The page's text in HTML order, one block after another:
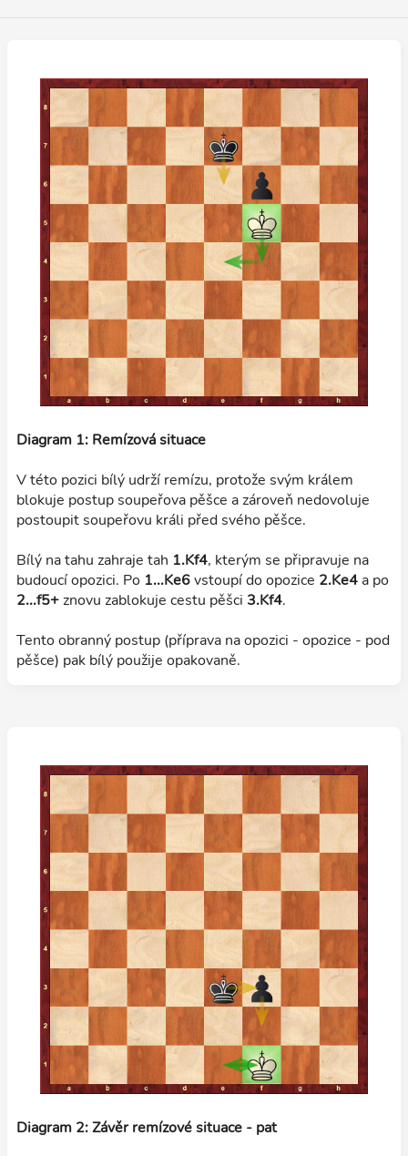
Diagram 1: Remízová situace
V této pozici bílý udrží remízu, protože svým králem
blokuje postup soupeřova pěšce a zároveň nedovoluje
postoupit soupeřovu králi před svého pěšce.
Bílý na tahu zahraje tah 1.Kf4, kterým se připravuje na
budoucí opozici. Po 1...Ke6vstoupí do opozice 2.Ke4a po
2...f5+znovu zablokuje cestu pěšci 3.Kf4.
Tento obranný postup (příprava na opozici - opozice - pod
pěšce) pak bílý použije opakovaně.
Diagram 2: Závěr remízové situace - pat